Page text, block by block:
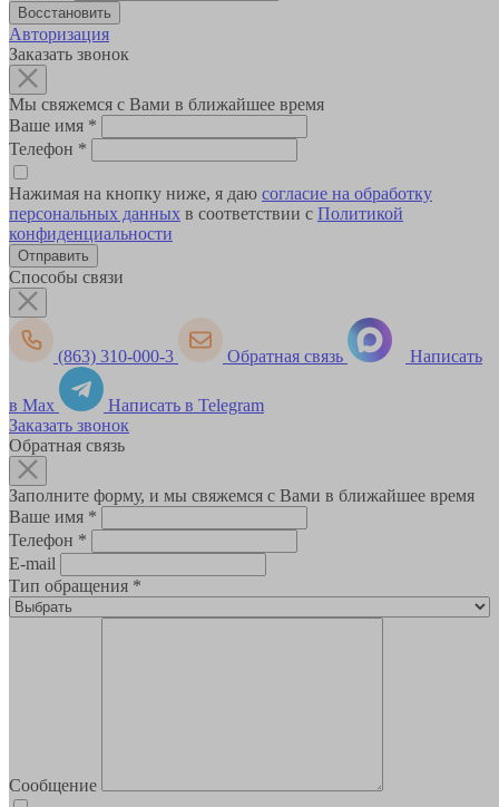
Авторизация
Заказать звонок
Мы свяжемся с Вами в ближайшее время
Ваше имя *
Телефон *
Нажимая на кнопку ниже, я даю согласие на обработку
персональных данных в соответствии с Политикой
конфиденциальности
Способы связи
(863) 310-000-3 Обратная связь Написать
в Max
Написать в Telegram
Заказать звонок
Обратная связь
Заполните форму, и мы свяжемся с Вами в ближайшее время
Ваше имя *
Телефон *
E-mail
Тип обращения *
Сообщение